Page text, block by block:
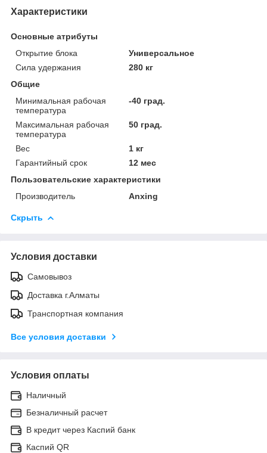
Характеристики
Основные атрибуты
Открытие блока
Универсальное
Сила удержания
280 кг
Общие
Минимальная рабочая
температура
-40 град.
Максимальная рабочая
температура
50 град.
Вес
1 кг
Гарантийный срок
12 мес
Пользовательские характеристики
Производитель
Anxing
Скрыть
Условия доставки
Самовывоз
Доставка г.Алматы
Транспортная компания
Все условия доставки
Условия оплаты
Наличный
Безналичный расчет
В кредит через Каспий банк
Каспий QR